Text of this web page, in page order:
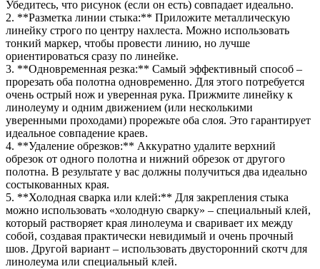
Убедитесь, что рисунок (если он есть) совпадает идеально.
2. **Разметка линии стыка:** Приложите металлическую
линейку строго по центру нахлеста. Можно использовать
тонкий маркер, чтобы провести линию, но лучше
ориентироваться сразу по линейке.
3. **Одновременная резка:** Самый эффективный способ –
прорезать оба полотна одновременно. Для этого потребуется
очень острый нож и уверенная рука. Прижмите линейку к
линолеуму и одним движением (или несколькими
уверенными проходами) прорежьте оба слоя. Это гарантирует
идеальное совпадение краев.
4. **Удаление обрезков:** Аккуратно удалите верхний
обрезок от одного полотна и нижний обрезок от другого
полотна. В результате у вас должны получиться два идеально
состыкованных края.
5. **Холодная сварка или клей:** Для закрепления стыка
можно использовать «холодную сварку» – специальный клей,
который растворяет края линолеума и сваривает их между
собой, создавая практически невидимый и очень прочный
шов. Другой вариант – использовать двусторонний скотч для
линолеума или специальный клей.